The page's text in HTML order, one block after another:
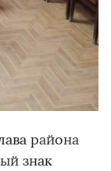
района
знак